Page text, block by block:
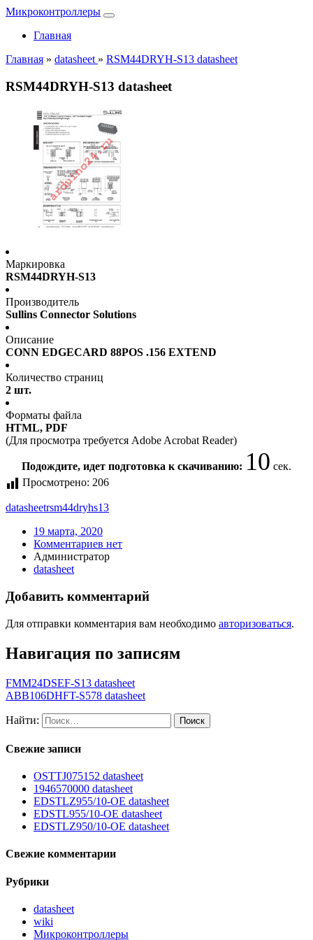
Микроконтроллеры
Главная
Главная » datasheet » RSM44DRYH-S13 datasheet
RSM44DRYH-S13 datasheet
Маркировка
RSM44DRYH-S13
Производитель
Sullins Connector Solutions
Описание
CONN EDGECARD 88POS .156 EXTEND
Количество страниц
2 шт.
Форматы файла
HTML, PDF
(Для просмотра требуется Adobe Acrobat Reader)
Подождите, идет подготовка к скачиванию: 10 сек.
Просмотрено: 206
datasheetrsm44dryhs13
19 марта, 2020
Комментариев нет
Администратор
datasheet
Добавить комментарий
Для отправки комментария вам необходимо авторизоваться.
Навигация по записям
FMM24DSEF-S13 datasheet
ABB106DHFT-S578 datasheet
Найти:
Свежие записи
OSTTJ075152 datasheet
1946570000 datasheet
EDSTLZ955/10-OE datasheet
EDSTL955/10-OE datasheet
EDSTLZ950/10-OE datasheet
Свежие комментарии
Рубрики
datasheet
wiki
Микроконтроллеры